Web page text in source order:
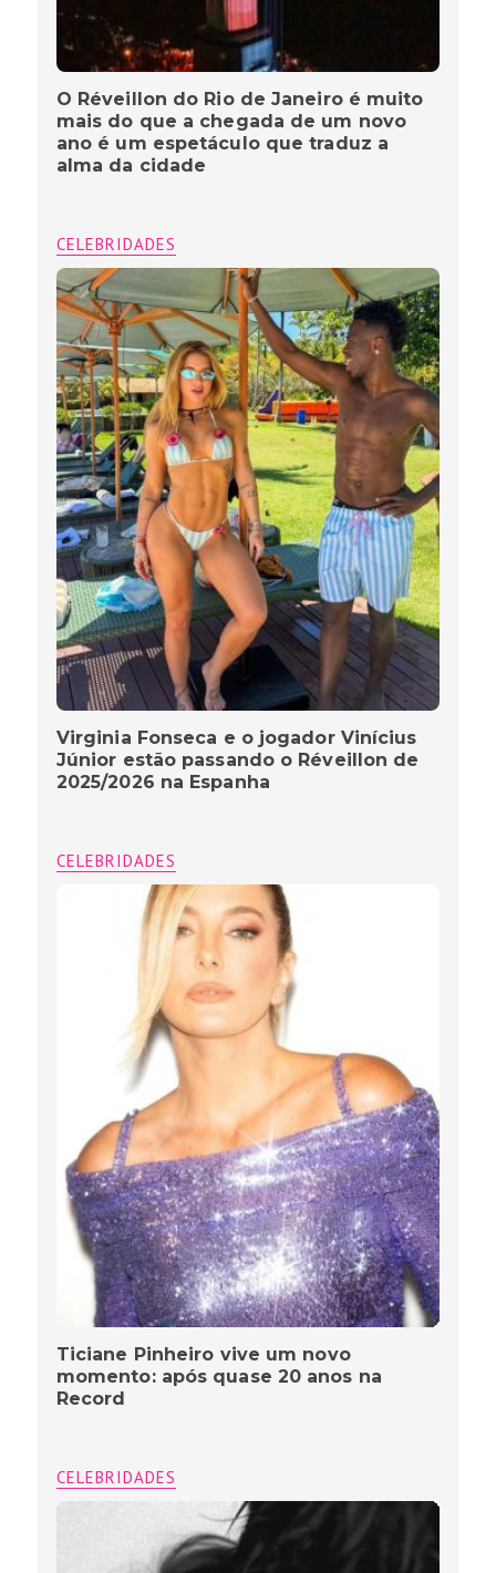
O Réveillon do Rio de Janeiro é muito
mais do que a chegada de um novo
ano é um espetáculo que traduz a
alma da cidade
CELEBRIDADES
Virginia Fonseca e o jogador Vinícius
Júnior estão passando o Réveillon de
2025/2026 na Espanha
CELEBRIDADES
Ticiane Pinheiro vive um novo
momento: após quase 20 anos na
Record
CELEBRIDADES